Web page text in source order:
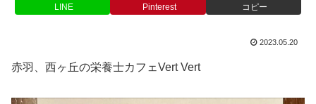
LINE Pinterest コピー
2023.05.20
赤羽、西ヶ丘の栄養士カフェVert Vert